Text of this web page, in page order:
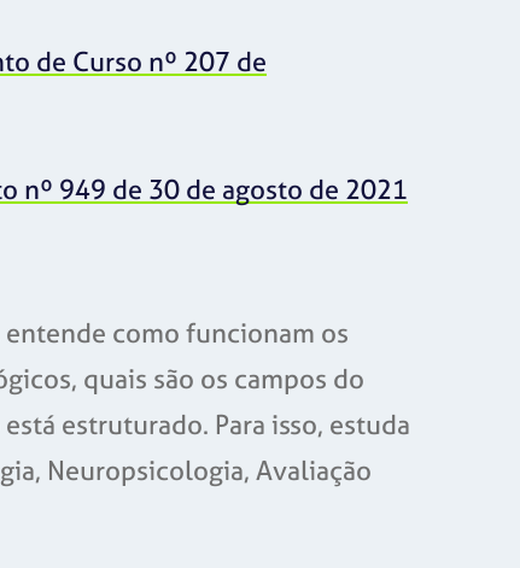
de Curso nº 207 de
nº 949 de 30 de agosto de 2021
como funcionam os
quais são os campos do
estruturado. Para isso, estuda
Neuropsicologia, Avaliação